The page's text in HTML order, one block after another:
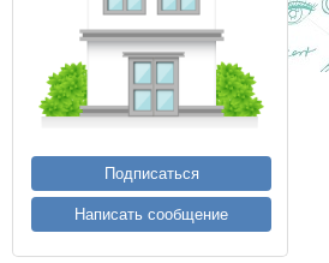
Подписаться
Написать сообщение